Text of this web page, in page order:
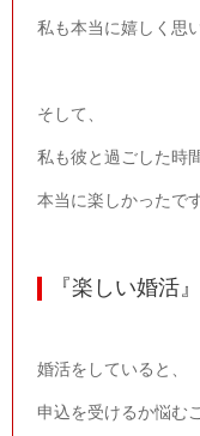
私も本当に嬉しく思
そして、
私も彼と過ごした時
本当に楽しかったです
『楽しい婚活
婚活をしていると、
申込を受けるか悩む